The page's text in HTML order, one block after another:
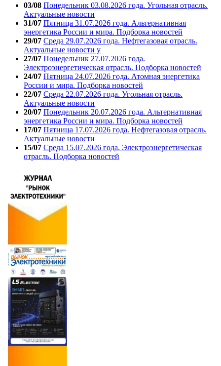
03/08 Понедельник 03.08.2026 года. Угольная отрасль.
Актуальные новости
31/07 Пятница 31.07.2026 года. Альтернативная
энергетика России и мира. Подборка новостей
29/07 Среда 29.07.2026 года. Нефтегазовая отрасль.
Актуальные новости у
27/07 Понедельник 27.07.2026 года.
Электроэнергетическая отрасль. Подборка новостей
24/07 Пятница 24.07.2026 года. Атомная энергетика
России и мира. Подборка новостей
22/07 Среда 22.07.2026 года. Угольная отрасль.
Актуальные новости
20/07 Понедельник 20.07.2026 года. Альтернативная
энергетика России и мира. Подборка новостей
17/07 Пятница 17.07.2026 года. Нефтегазовая отрасль.
Актуальные новости
15/07 Среда 15.07.2026 года. Электроэнергетическая
отрасль. Подборка новостей